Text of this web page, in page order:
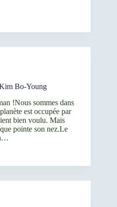
Bo-Young
!Nous sommes dans
est occupée par
bien voulu. Mais
pointe son nez.Le